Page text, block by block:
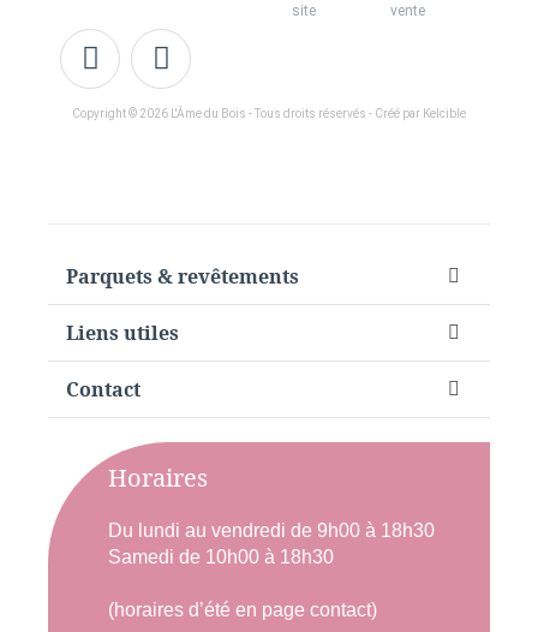
site vente
Copyright © 2026 L'Âme du Bois - Tous droits réservés - Créé par Kelcible
Parquets & revêtements
Liens utiles
Contact
Horaires
Du lundi au vendredi de 9h00 à 18h30
Samedi de 10h00 à 18h30
(horaires d’été en page contact)